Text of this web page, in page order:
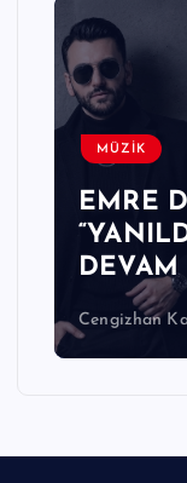
MÜZİK
EMRE
DEVAM
Cengizhan